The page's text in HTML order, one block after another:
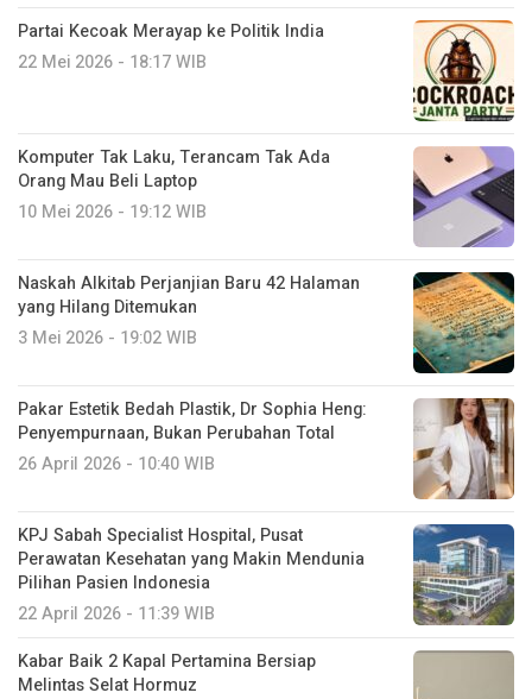
Partai Kecoak Merayap ke Politik India
22 Mei 2026 - 18:17 WIB
Komputer Tak Laku, Terancam Tak Ada
Orang Mau Beli Laptop
10 Mei 2026 - 19:12 WIB
Naskah Alkitab Perjanjian Baru 42 Halaman
yang Hilang Ditemukan
3 Mei 2026 - 19:02 WIB
Pakar Estetik Bedah Plastik, Dr Sophia Heng:
Penyempurnaan, Bukan Perubahan Total
26 April 2026 - 10:40 WIB
KPJ Sabah Specialist Hospital, Pusat
Perawatan Kesehatan yang Makin Mendunia
Pilihan Pasien Indonesia
22 April 2026 - 11:39 WIB
Kabar Baik 2 Kapal Pertamina Bersiap
Melintas Selat Hormuz